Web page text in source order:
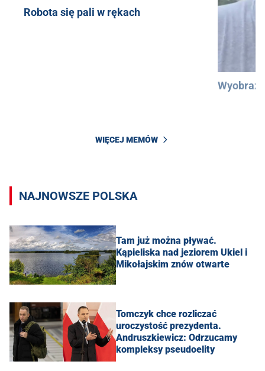
Robota się pali w rękach
WIĘCEJ MEMÓW
NAJNOWSZE POLSKA
Tam już można pływać.
Kąpieliska nad jeziorem Ukiel i
Mikołajskim znów otwarte
Tomczyk chce rozliczać
uroczystość prezydenta.
Andruszkiewicz: Odrzucamy
kompleksy pseudoelity